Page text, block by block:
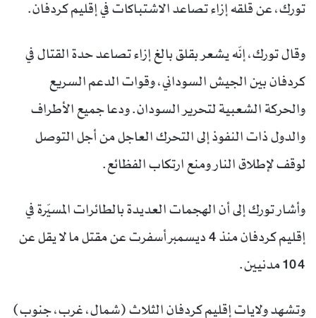
تورك، عن قلقه إزاء تصاعد الاشتباكات في إقليم كردفان.
وقال تورك، إنّه يشعر بقلق بالغ إزاء تصاعد حدة القتال في
كردفان بين الجيش السوداني، وقوات الدعم السريع
والحركة الشعبية لتحرير السودان. ودعا جميع الأطراف
والدول ذات النفوذ إلى التحرك العاجل من أجل التوصل
لوقف لإطلاق النار ومنع ارتكاب الفظائع.
وأشار تورك إلى أن الهجمات العديدة بالطائرات المسيّرة في
إقليم كردفان منذ 4 ديسمبر أسفرت عن مقتل ما لا يقل عن
104 مدنيين.
وتشهد ولايات إقليم كردفان الثلاث (شمال، غرب، جنوب)